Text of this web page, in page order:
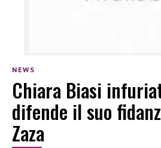
NEWS
Chiara Biasi
difende il suo
Zaza